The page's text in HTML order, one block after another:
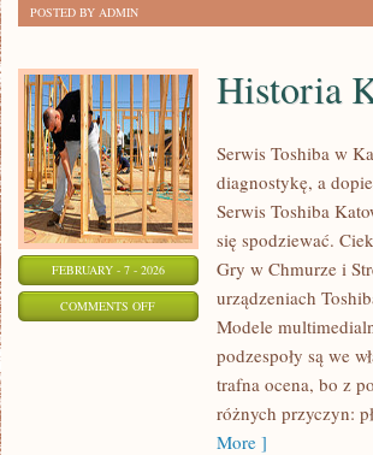
POSTED BY ADMIN
FEBRUARY - 7 - 2026
COMMENTS OFFON
KOMPUTERÓW
Historia
Serwis Toshiba w
diagnostykę, a
Serwis Toshiba
się spodziewać.
Gry w Chmurze i
urządzeniach
Modele
podzespoły są we
trafna ocena, bo z
różnych przyczyn:
More ]